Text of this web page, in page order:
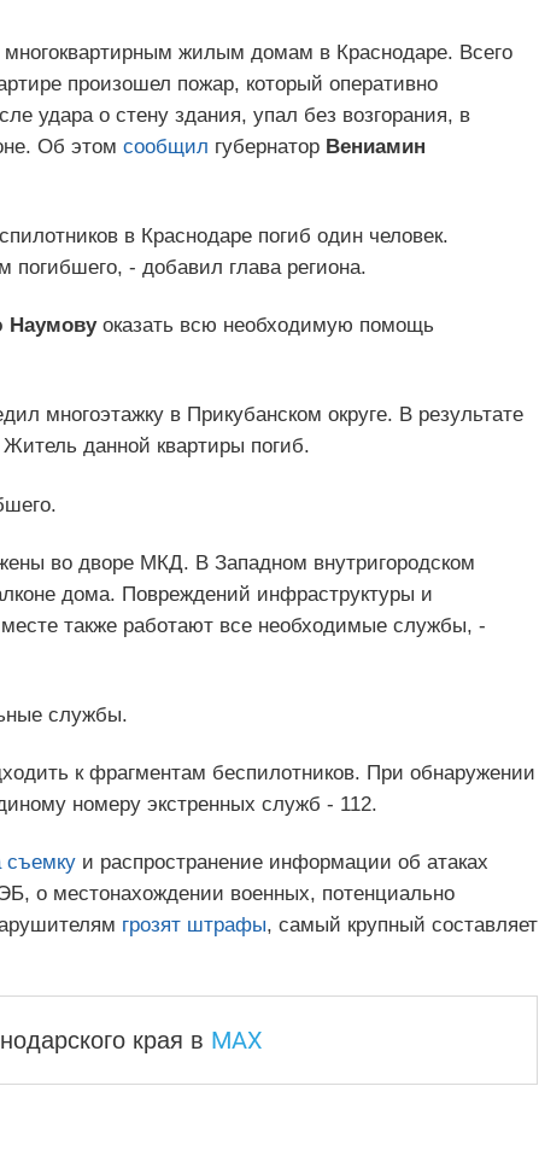
жилым домам в Краснодаре. Всего
произошел пожар, который оперативно
удара о стену здания, упал без возгорания, в
Об этом сообщил губернатор Вениамин
в Краснодаре погиб один человек.
- добавил глава региона.
Наумовуоказать всю необходимую помощь
многоэтажку в Прикубанском округе. В результате
данной квартиры погиб.
во дворе МКД. В Западном внутригородском
дома. Повреждений инфраструктуры и
также работают все необходимые службы, -
службы.
к фрагментам беспилотников. При обнаружении
номеру экстренных служб - 112.
съемкуи распространение информации об атаках
о местонахождении военных, потенциально
грозят штрафы, самый крупный составляет
края в MAX